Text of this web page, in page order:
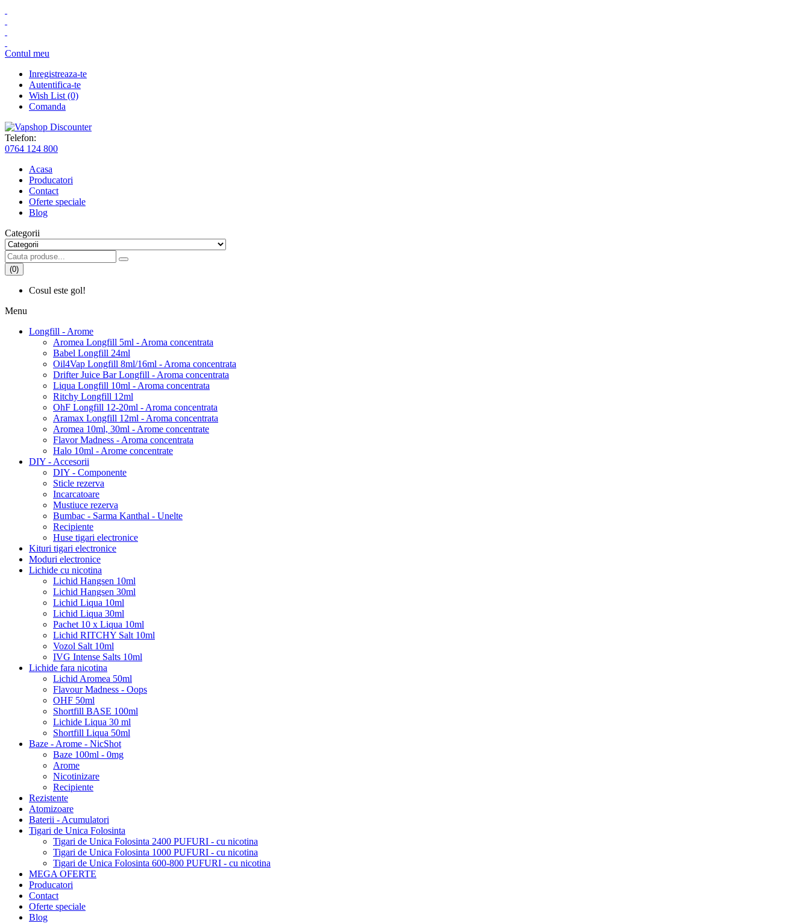
Contul meu
Inregistreaza-te
Autentifica-te
Wish List (0)
Comanda
Telefon:
0764 124 800
Acasa
Producatori
Contact
Oferte speciale
Blog
Categorii
(0)
Cosul este gol!
Menu
Longfill - Arome
Aromea Longfill 5ml - Aroma concentrata
Babel Longfill 24ml
Oil4Vap Longfill 8ml/16ml - Aroma concentrata
Drifter Juice Bar Longfill - Aroma concentrata
Liqua Longfill 10ml - Aroma concentrata
Ritchy Longfill 12ml
OhF Longfill 12-20ml - Aroma concentrata
Aramax Longfill 12ml - Aroma concentrata
Aromea 10ml, 30ml - Arome concentrate
Flavor Madness - Aroma concentrata
Halo 10ml - Arome concentrate
DIY - Accesorii
DIY - Componente
Sticle rezerva
Incarcatoare
Mustiuce rezerva
Bumbac - Sarma Kanthal - Unelte
Recipiente
Huse tigari electronice
Kituri tigari electronice
Moduri electronice
Lichide cu nicotina
Lichid Hangsen 10ml
Lichid Hangsen 30ml
Lichid Liqua 10ml
Lichid Liqua 30ml
Pachet 10 x Liqua 10ml
Lichid RITCHY Salt 10ml
Vozol Salt 10ml
IVG Intense Salts 10ml
Lichide fara nicotina
Lichid Aromea 50ml
Flavour Madness - Oops
OHF 50ml
Shortfill BASE 100ml
Lichide Liqua 30 ml
Shortfill Liqua 50ml
Baze - Arome - NicShot
Baze 100ml - 0mg
Arome
Nicotinizare
Recipiente
Rezistente
Atomizoare
Baterii - Acumulatori
Tigari de Unica Folosinta
Tigari de Unica Folosinta 2400 PUFURI - cu nicotina
Tigari de Unica Folosinta 1000 PUFURI - cu nicotina
Tigari de Unica Folosinta 600-800 PUFURI - cu nicotina
MEGA OFERTE
Producatori
Contact
Oferte speciale
Blog